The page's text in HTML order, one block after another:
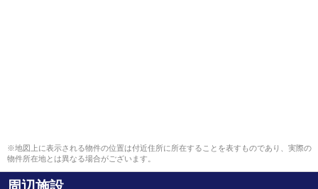
※地図上に表示される物件の位置は付近住所に所在することを表すものであり、実際の
物件所在地とは異なる場合がございます。